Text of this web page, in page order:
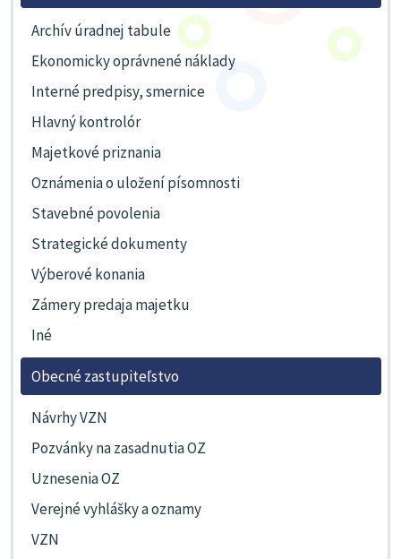
Archív úradnej tabule
Ekonomicky oprávnené náklady
Interné predpisy, smernice
Hlavný kontrolór
Majetkové priznania
Oznámenia o uložení písomnosti
Stavebné povolenia
Strategické dokumenty
Výberové konania
Zámery predaja majetku
Iné
Obecné zastupiteľstvo
Návrhy VZN
Pozvánky na zasadnutia OZ
Uznesenia OZ
Verejné vyhlášky a oznamy
VZN